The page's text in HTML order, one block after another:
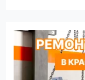
ремонта?